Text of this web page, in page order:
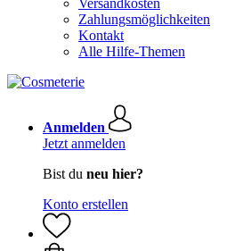
Versandkosten
Zahlungsmöglichkeiten
Kontakt
Alle Hilfe-Themen
Anmelden
Jetzt anmelden
Bist du neu hier?
Konto erstellen